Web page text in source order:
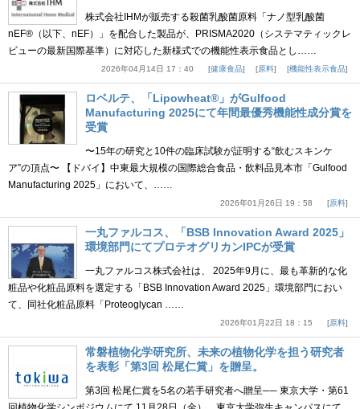
株式会社IHMが販売する殺菌乳酸菌原料「ナノ型乳酸菌
nEF®（以下、nEF）」を配合した製品が、PRISMA2020（システマティックレ
ビューの最新国際基準）に対応した新様式での機能性表示食品とし……
2026年04月14日 17：40 健康食品 原料 機能性表示食品
ロベルテ、「Lipowheat®」がGulfood
Manufacturing 2025にて年間最優秀機能性成分賞を
受賞
〜15年の研究と10件の臨床試験が証明する“飲むスキンケ
ア”の頂点〜 【ドバイ】中東最大規模の国際総合食品・飲料品見本市「Gulfood
Manufacturing 2025」において、……
2026年01月26日 19：58 原料
一丸ファルコス、「BSB Innovation Award 2025」
環境部門にてプロテオグリカンIPCが受賞
一丸ファルコス株式会社は、 2025年9月に、最も革新的な化
粧品や化粧品原料を選定する「BSB Innovation Award 2025」環境部門におい
て、同社化粧品原料「Proteoglycan ……
2026年01月22日 18：15 原料
常磐植物化学研究所、未来の植物化学を担う研究者
を表彰「第3回 松尾仁賞」を贈呈。
第3回 松尾仁賞を5名の若手研究者へ贈呈── 東京大学・第61